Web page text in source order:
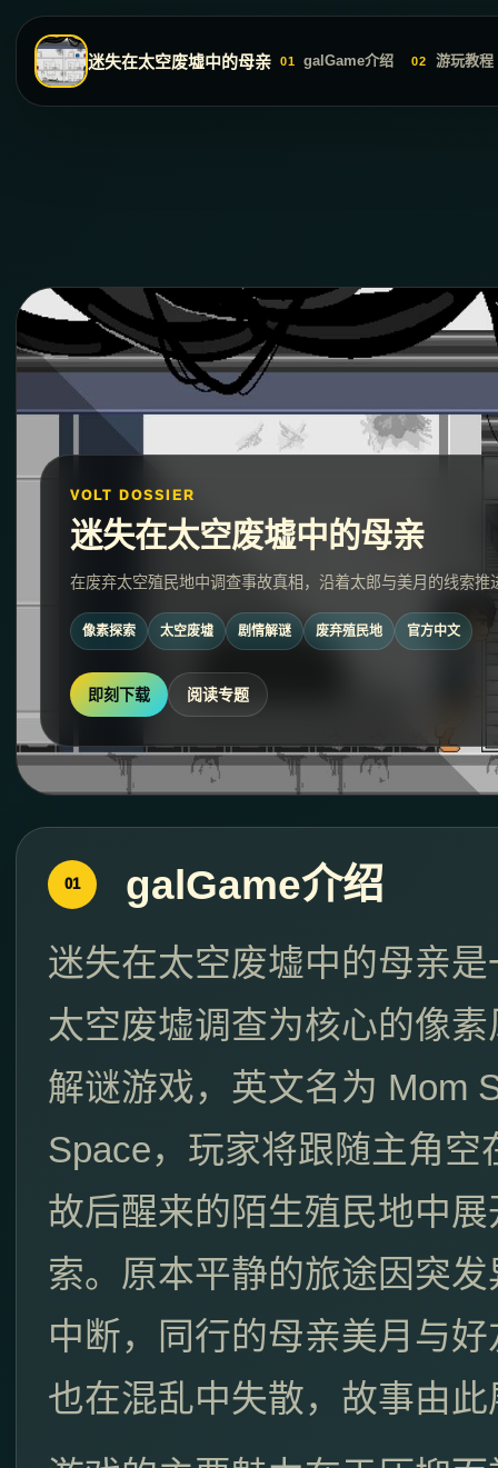
迷失在太空废墟中的母亲 01 galGame介绍 02 游玩教程
VOLT DOSSIER
迷失在太空废墟中的母亲
在废弃太空殖民地中调查事故真相，沿着太郎与美月的线索推
像素探索 太空废墟 剧情解谜 废弃殖民地 官方中文
即刻下载 阅读专题
01 galGame介绍
迷失在太空废墟中的母亲
太空废墟调查为核心的像
解谜游戏，英文名为 Mom
Space，玩家将跟随主角空
故后醒来的陌生殖民地中展
索。原本平静的旅途因突
中断，同行的母亲美月与
也在混乱中失散，故事由